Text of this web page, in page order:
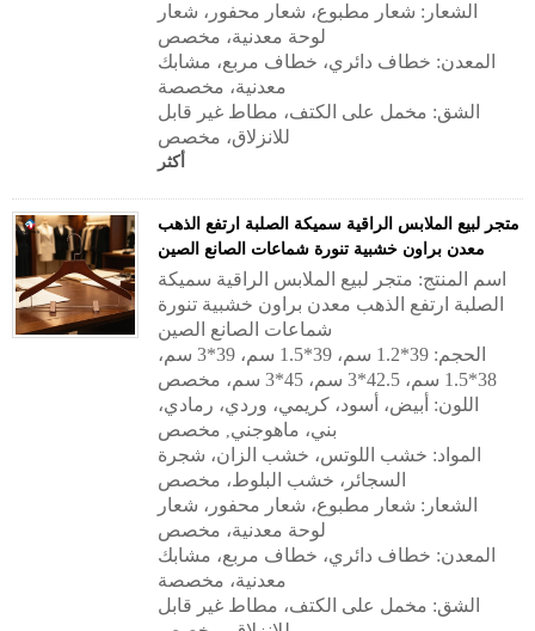
الشعار: شعار مطبوع، شعار محفور، شعار
لوحة معدنية، مخصص
المعدن: خطاف دائري، خطاف مربع، مشابك
معدنية، مخصصة
الشق: مخمل على الكتف، مطاط غير قابل
للانزلاق، مخصص
أكثر
متجر لبيع الملابس الراقية سميكة الصلبة ارتفع الذهب
معدن براون خشبية تنورة شماعات الصانع الصين
اسم المنتج: متجر لبيع الملابس الراقية سميكة
الصلبة ارتفع الذهب معدن براون خشبية تنورة
شماعات الصانع الصين
الحجم: 39*1.2 سم، 39*1.5 سم، 39*3 سم،
38*1.5 سم، 42.5*3 سم، 45*3 سم، مخصص
اللون: أبيض، أسود، كريمي، وردي، رمادي،
بني، ماهوجني, مخصص
المواد: خشب اللوتس، خشب الزان، شجرة
السجائر، خشب البلوط، مخصص
الشعار: شعار مطبوع، شعار محفور، شعار
لوحة معدنية، مخصص
المعدن: خطاف دائري، خطاف مربع، مشابك
معدنية، مخصصة
الشق: مخمل على الكتف، مطاط غير قابل